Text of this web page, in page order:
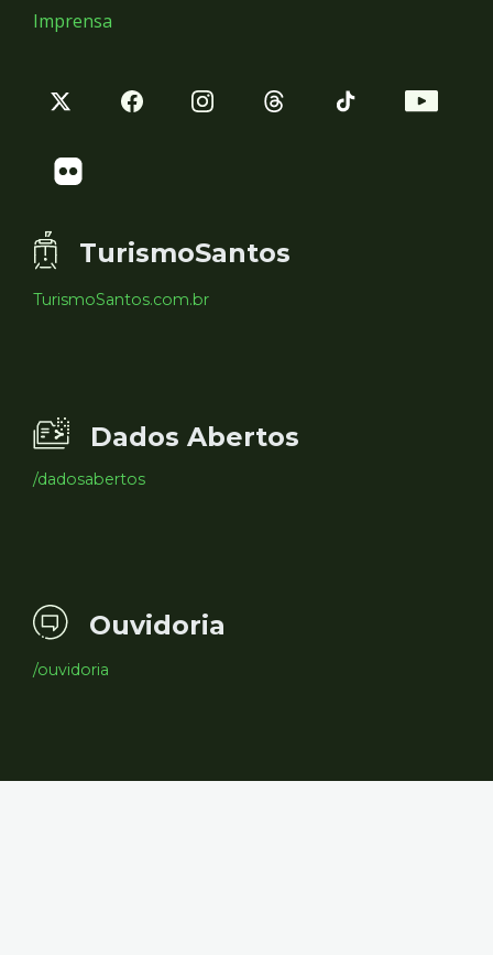
Imprensa
TurismoSantos
TurismoSantos.com.br
Dados Abertos
/dadosabertos
Ouvidoria
/ouvidoria